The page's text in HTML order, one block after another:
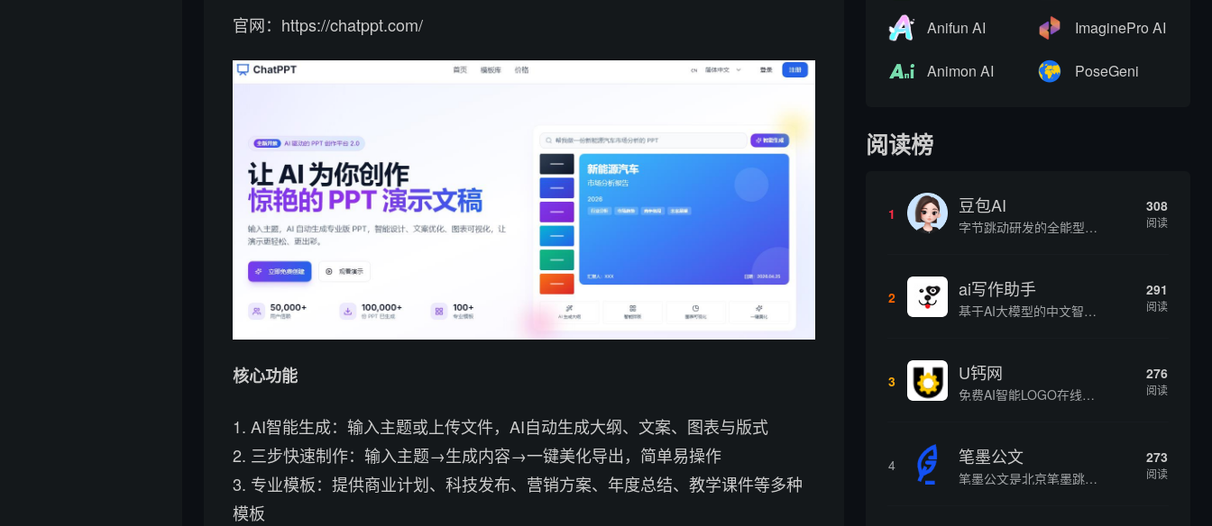
官网：https://chatppt.com/
核心功能
1. AI智能生成：输入主题或上传文件，AI自动生成大纲、文案、图表与版式
2. 三步快速制作：输入主题→生成内容→一键美化导出，简单易操作
3. 专业模板：提供商业计划、科技发布、营销方案、年度总结、教学课件等多种
模板
Anifun AI ImaginePro AI
Animon AI PoseGeni
阅读榜
1 豆包AI
字节跳动研发的全能型AI智能助手，提供智能对话、知识问答、内容创作、学习办公等一站式AI服务
308
阅读
2 ai写作助手
基于AI大模型的中文智能写作工具，面向学生、自媒体、职场人士提供一站式文本创作服务 核心定位 AI写作助手是依托人工智能技术打造的创作辅助平台，专注中文文本生成与优化，帮助用户快速完成各类文案、文章、论文等内容创作，提升写作效率 核心功能 ...
291
阅读
3 U钙网
免费AI智能LOGO在线设计制作平台
276
阅读
4 笔墨公文
笔墨公文是北京笔墨跳动科技旗下垂直公文赛道 AIGC 创作平台，深耕体制公文专业场景，依托海量标准公文语料训练专属大模型。平台整合 AI 公文生成、全维度智能校对、范文库、实时更新素材库、标准化公文模板五大核心板块，兼顾公文快速撰写、文稿合...
273
阅读